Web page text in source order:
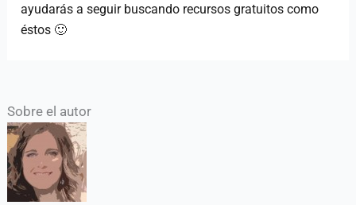
ayudarás a seguir buscando recursos gratuitos como
éstos 🙂
Sobre el autor